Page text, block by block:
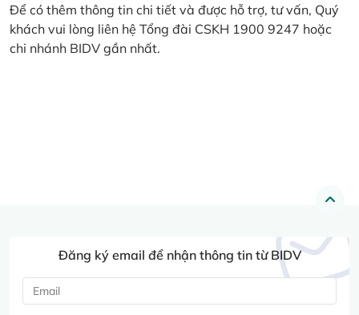
Để có thêm thông tin chi tiết và được hỗ trợ, tư vấn, Quý
khách vui lòng liên hệ Tổng đài CSKH 1900 9247 hoặc
chi nhánh BIDV gần nhất.
Đăng ký email để nhận thông tin từ BIDV